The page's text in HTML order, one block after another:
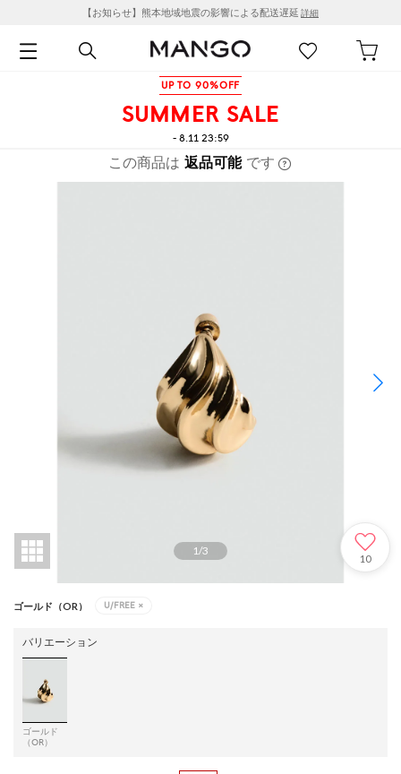
【お知らせ】熊本地域地震の影響による配送遅延 詳細
UP TO 90%OFF
SUMMER SALE
- 8.11 23:59
この商品は 返品可能 です
1/3
10
ゴールド（OR） U/FREE ×
バリエーション
ゴールド
（OR）